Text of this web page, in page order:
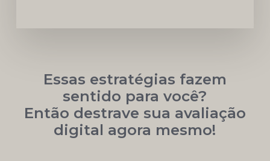
Essas estratégias fazem
sentido para você?
Então destrave sua avaliação
digital agora mesmo!